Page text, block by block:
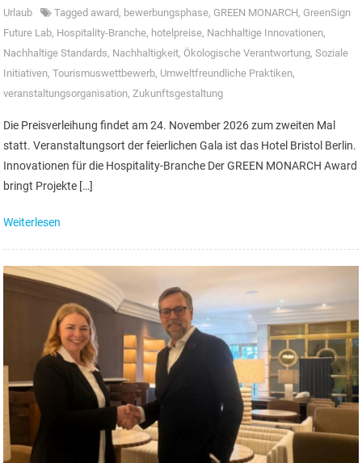
Urlaub
Tagged award , bewerbungsphase, GREEN MONARCH, GreenSign
Future Lab, Hospitality-Branche, hotelpreise, Nachhaltige Innovationen,
Nachhaltige Standards, Nachhaltigkeit,Ökologische Verantwortung,Soziale
Initiativen,Tourismuswettbewerb, Umweltfreundliche Praktiken,
veranstaltungsorganisation,Zukunftsgestaltung
Die Preisverleihung findet am 24. November 2026 zum zweiten Mal
statt. Veranstaltungsort der feierlichen Gala ist das Hotel Bristol Berlin.
Innovationen für die Hospitality-Branche Der GREEN MONARCH Award
bringt Projekte […]
Weiterlesen